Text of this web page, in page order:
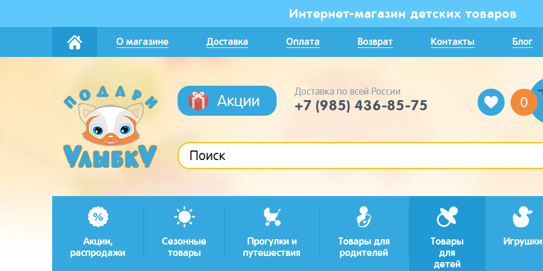
Интернет-магазин детских товаров
О магазине Доставка Оплата Возврат Контакты Блог
Акции
Доставка по всей России
+7 (985) 436-85-75 0
Поиск
Акции,
распродажи
Сезонные
товары
Прогулки и
путешествия
Товары для
родителей
Товары
для
детей
Игрушки